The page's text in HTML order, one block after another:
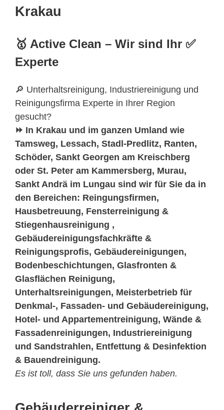
Krakau
🥇 Active Clean – Wir sind Ihr ✅
Experte
🔎 Unterhaltsreinigung, Industriereinigung und
Reinigungsfirma Experte in Ihrer Region
gesucht?
⏩ In Krakau und im ganzen Umland wie
Tamsweg, Lessach, Stadl-Predlitz, Ranten,
Schöder, Sankt Georgen am Kreischberg
oder St. Peter am Kammersberg, Murau,
Sankt Andrä im Lungau sind wir für Sie da in
den Bereichen: Reingungsfirmen,
Hausbetreuung, Fensterreinigung &
Stiegenhausreinigung ,
Gebäudereinigungsfachkräfte &
Reinigungsprofis, Gebäudereinigungen,
Bodenbeschichtungen, Glasfronten &
Glasflächen Reinigung,
Unterhaltsreinigungen, Meisterbetrieb für
Denkmal-, Fassaden- und Gebäudereinigung,
Hotel- und Appartementreinigung, Wände &
Fassadenreinigungen, Industriereinigung
und Sandstrahlen, Entfettung & Desinfektion
& Bauendreinigung.
Es ist toll, dass Sie uns gefunden haben.